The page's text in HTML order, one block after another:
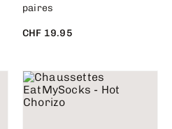
paires
CHF 19.95